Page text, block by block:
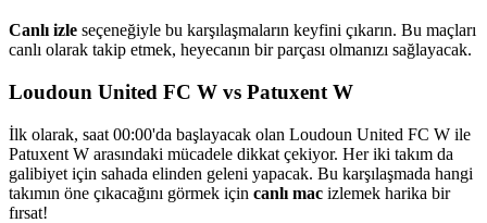
Canlı izle seçeneğiyle bu karşılaşmaların keyfini çıkarın. Bu maçları
canlı olarak takip etmek, heyecanın bir parçası olmanızı sağlayacak.
Loudoun United FC W vs Patuxent W
İlk olarak, saat 00:00'da başlayacak olan Loudoun United FC W ile
Patuxent W arasındaki mücadele dikkat çekiyor. Her iki takım da
galibiyet için sahada elinden geleni yapacak. Bu karşılaşmada hangi
takımın öne çıkacağını görmek için canlı mac izlemek harika bir
fırsat!